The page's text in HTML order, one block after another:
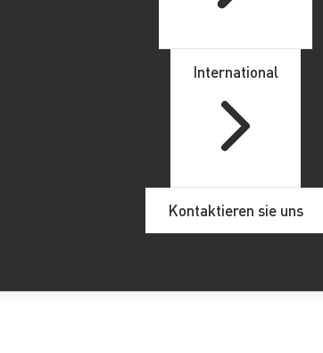
International
Kontaktieren sie uns